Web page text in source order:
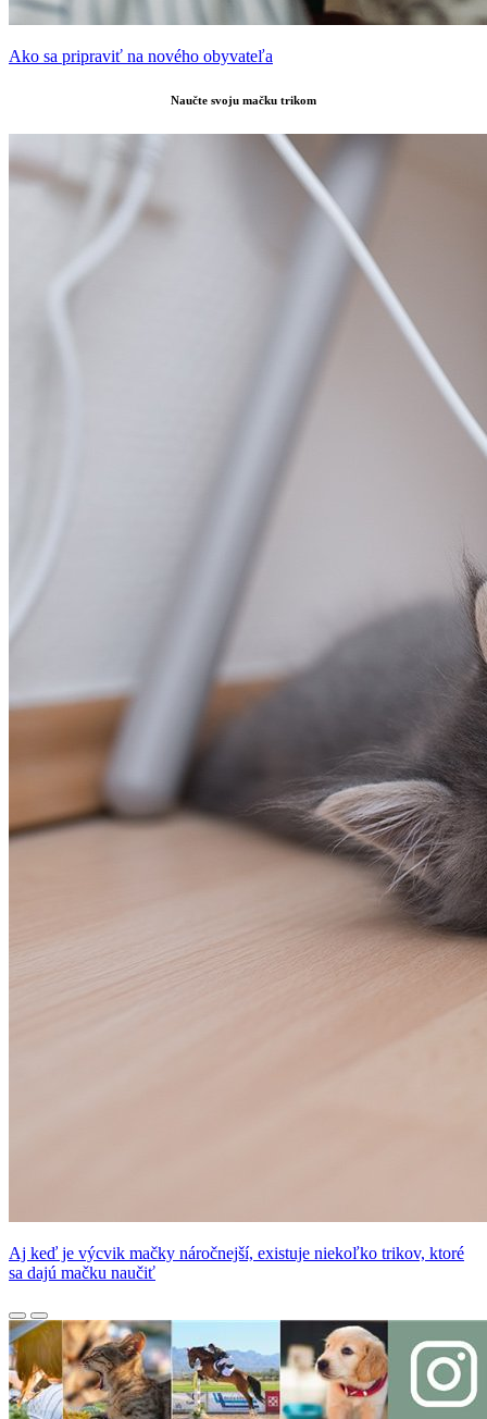
Ako sa pripraviť na nového obyvateľa
Naučte svoju mačku trikom
Aj keď je výcvik mačky náročnejší, existuje niekoľko trikov, ktoré
sa dajú mačku naučiť